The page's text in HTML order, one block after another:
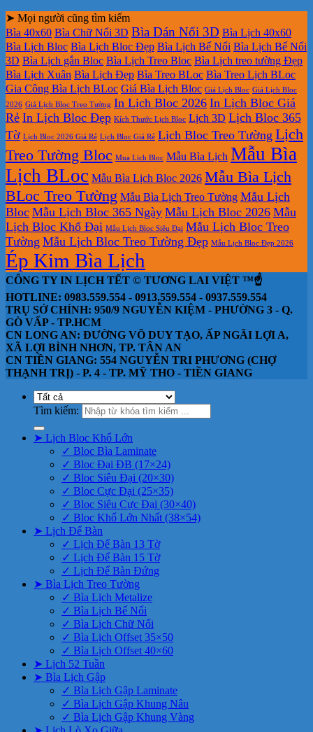
➤ Mọi người cũng tìm kiếm
Bìa 40x60 Bìa Chữ Nổi 3D Bìa Dán Nổi 3D Bìa Lịch 40x60
Bìa Lịch Bloc Bìa Lịch Bloc Đẹp Bìa Lịch Bế Nổi Bìa Lịch Bế Nổi
3D Bìa Lịch gắn Bloc Bìa Lịch Treo Bloc Bìa Lịch treo tường Đẹp
Bìa Lịch Xuân Bìa Lịch Đẹp Bìa Treo BLoc Bìa Treo Lịch BLoc
Gia Công Bìa Lịch BLoc Giá Bìa Lịch Bloc Giá Lịch Bloc Giá Lịch Bloc
2026 Giá Lịch Bloc Treo Tường In Lịch Bloc 2026 In Lịch Bloc Giá
Rẻ In Lịch Bloc Đẹp Kích Thước Lịch Bloc Lịch 3D Lịch Bloc 365
Tờ Lịch Bloc 2026 Giá Rẻ Lịch Bloc Giá Rẻ Lịch Bloc Treo Tường Lịch
Treo Tường Bloc Mua Lich Bloc Mẫu Bìa Lịch Mẫu Bìa
Lịch BLoc Mẫu Bìa Lịch Bloc 2026 Mẫu Bìa Lịch
BLoc Treo Tường Mẫu Bìa Lịch Treo Tường Mẫu Lịch
Bloc Mẫu Lịch Bloc 365 Ngày Mẫu Lịch Bloc 2026 Mẫu
Lịch Bloc Khổ Đại Mẫu Lịch Bloc Siêu Đại Mẫu Lịch Bloc Treo
Tường Mẫu Lịch Bloc Treo Tường Đẹp Mẫu Lịch Bloc Đẹp 2026
Ép Kim Bìa Lịch
CÔNG TY IN LỊCH TẾT © TƯƠNG LAI VIỆT ™☝️
HOTLINE: 0983.559.554 - 0913.559.554 - 0937.559.554
TRỤ SỞ CHÍNH: 950/9 NGUYỄN KIỆM - PHƯỜNG 3 - Q.
GÒ VẤP - TP.HCM
CN LONG AN: ĐƯỜNG VÕ DUY TẠO, ẤP NGÃI LỢI A,
XÃ LỢI BÌNH NHƠN, TP. TÂN AN
CN TIỀN GIANG: 554 NGUYỄN TRI PHƯƠNG (CHỢ
THẠNH TRỊ) - P. 4 - TP. MỸ THO - TIỀN GIANG
Tìm kiếm:
➤ Lịch Bloc Khổ Lớn
✓ Bloc Bìa Laminate
✓ Bloc Đại ĐB (17×24)
✓ Bloc Siêu Đại (20×30)
✓ Bloc Cực Đại (25×35)
✓ Bloc Siêu Cực Đại (30×40)
✓ Bloc Khổ Lớn Nhất (38×54)
➤ Lịch Để Bàn
✓ Lịch Để Bàn 13 Tờ
✓ Lịch Để Bàn 15 Tờ
✓ Lịch Để Bàn Đứng
➤ Bìa Lịch Treo Tường
✓ Bìa Lịch Metalize
✓ Bìa Lịch Bế Nổi
✓ Bìa Lịch Chữ Nổi
✓ Bìa Lịch Offset 35×50
✓ Bìa Lịch Offset 40×60
➤ Lịch 52 Tuần
➤ Bìa Lịch Gập
✓ Bìa Lịch Gập Laminate
✓ Bìa Lịch Gập Khung Nâu
✓ Bìa Lịch Gập Khung Vàng